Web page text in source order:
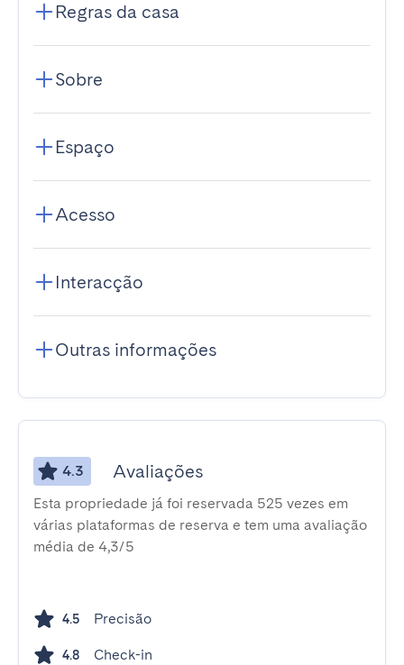
Regras da casa
Sobre
Espaço
Acesso
Interacção
Outras informações
4.3 Avaliações
Esta propriedade já foi reservada 525 vezes em
várias plataformas de reserva e tem uma avaliação
média de 4,3/5
4.5 Precisão
4.8 Check-in